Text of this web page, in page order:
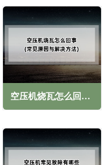
空压机烧瓦怎么回事(常见原因与解决方法)